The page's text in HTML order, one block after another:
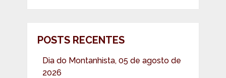
POSTS RECENTES
Dia do Montanhista, 05 de agosto de
2026